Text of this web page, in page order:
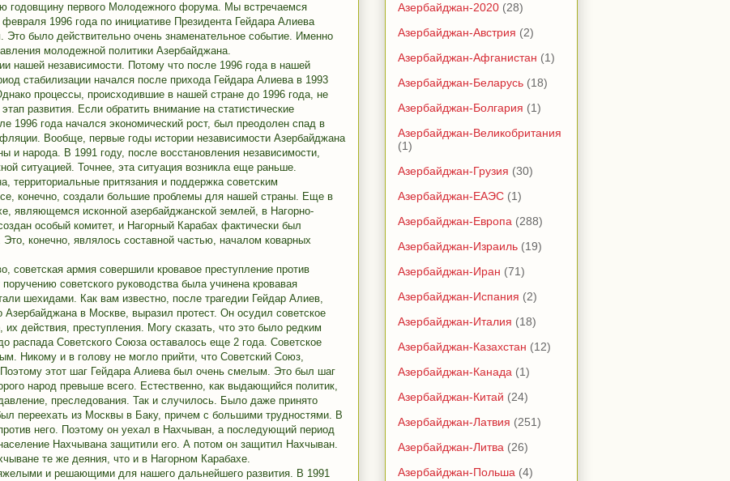
годовщину первого Молодежного форума. Мы встречаемся
1996 года по инициативе Президента Гейдара Алиева
было действительно очень знаменательное событие. Именно
молодежной политики Азербайджана.
нашей независимости. Потому что после 1996 года в нашей
стабилизации начался после прихода Гейдара Алиева в 1993
процессы, происходившие в нашей стране до 1996 года, не
развития. Если обратить внимание на статистические
1996 года начался экономический рост, был преодолен спад в
Вообще, первые годы истории независимости Азербайджана
и народа. В 1991 году, после восстановления независимости,
ситуацией. Точнее, эта ситуация возникла еще раньше.
территориальные притязания и поддержка советским
конечно, создали большие проблемы для нашей страны. Еще в
являющемся исконной азербайджанской землей, в Нагорно-
особый комитет, и Нагорный Карабах фактически был
конечно, являлось составной частью, началом коварных
советская армия совершили кровавое преступление против
советского руководства была учинена кровавая
шехидами. Как вам известно, после трагедии Гейдар Алиев,
Азербайджана в Москве, выразил протест. Он осудил советское
их действия, преступления. Могу сказать, что это было редким
распада Советского Союза оставалось еще 2 года. Советское
Никому и в голову не могло прийти, что Советский Союз,
Поэтому этот шаг Гейдара Алиева был очень смелым. Это был шаг
народ превыше всего. Естественно, как выдающийся политик,
преследования. Так и случилось. Было даже принято
переехать из Москвы в Баку, причем с большими трудностями. В
него. Поэтому он уехал в Нахчыван, а последующий период
Нахчывана защитили его. А потом он защитил Нахчыван.
те же деяния, что и в Нагорном Карабахе.
и решающими для нашего дальнейшего развития. В 1991
Азербайджан-2020 (28)
Азербайджан-Австрия (2)
Азербайджан-Афганистан (1)
Азербайджан-Беларусь (18)
Азербайджан-Болгария (1)
Азербайджан-Великобритания
(1)
Азербайджан-Грузия (30)
Азербайджан-ЕАЭС (1)
Азербайджан-Европа (288)
Азербайджан-Израиль (19)
Азербайджан-Иран (71)
Азербайджан-Испания (2)
Азербайджан-Италия (18)
Азербайджан-Казахстан (12)
Азербайджан-Канада (1)
Азербайджан-Китай (24)
Азербайджан-Латвия (251)
Азербайджан-Литва (26)
Азербайджан-Польша (4)